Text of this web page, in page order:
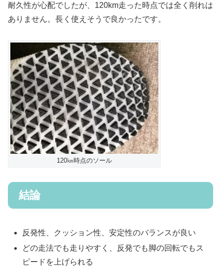
耐久性が心配でしたが、120km走った時点では全く削れは
ありません。長く使えそうで良かったです。
120㎞時点のソール
結論
反発性、クッション性、安定性のバランスが良い
どの走法でも走りやすく、反発でも脚の回転でもス
ピードを上げられる